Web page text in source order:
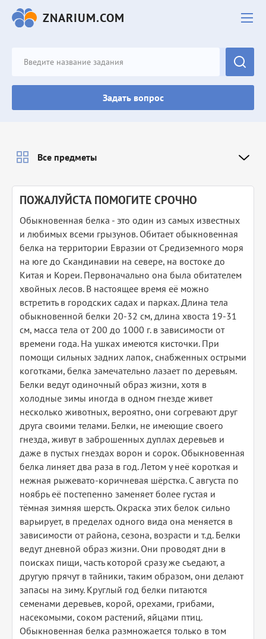
ZNARIUM.COM
Задать вопрос
ПОЖАЛУЙСТА ПОМОГИТЕ СРОЧНО
Обыкновенная белка - это один из самых известных
и любимых всеми грызунов. Обитает обыкновенная
белка на территории Евразии от Средиземного моря
на юге до Скандинавии на севере, на востоке до
Китая и Кореи. Первоначально она была обитателем
хвойных лесов. В настоящее время её можно
встретить в городских садах и парках. Длина тела
обыкновенной белки 20-32 см, длина хвоста 19-31
см, масса тела от 200 до 1000 г. в зависимости от
времени года. На ушках имеются кисточки. При
помощи сильных задних лапок, снабженных острыми
коготками, белка замечательно лазает по деревьям.
Белки ведут одиночный образ жизни, хотя в
холодные зимы иногда в одном гнезде живет
несколько животных, вероятно, они согревают друг
друга своими телами. Белки, не имеющие своего
гнезда, живут в заброшенных дуплах деревьев и
даже в пустых гнездах ворон и сорок. Обыкновенная
белка линяет два раза в год. Летом у неё короткая и
нежная рыжевато-коричневая шёрстка. С августа по
ноябрь её постепенно заменяет более густая и
тёмная зимняя шерсть. Окраска этих белок сильно
варьирует, в пределах одного вида она меняется в
зависимости от района, сезона, возрасти и т.д. Белки
ведут дневной образ жизни. Они проводят дни в
поисках пищи, часть которой сразу же съедают, а
другую прячут в тайники, таким образом, они делают
запасы на зиму. Круглый год белки питаются
семенами деревьев, корой, орехами, грибами,
насекомыми, соком растений, яйцами птиц.
Обыкновенная белка размножается только в том
Все предметы